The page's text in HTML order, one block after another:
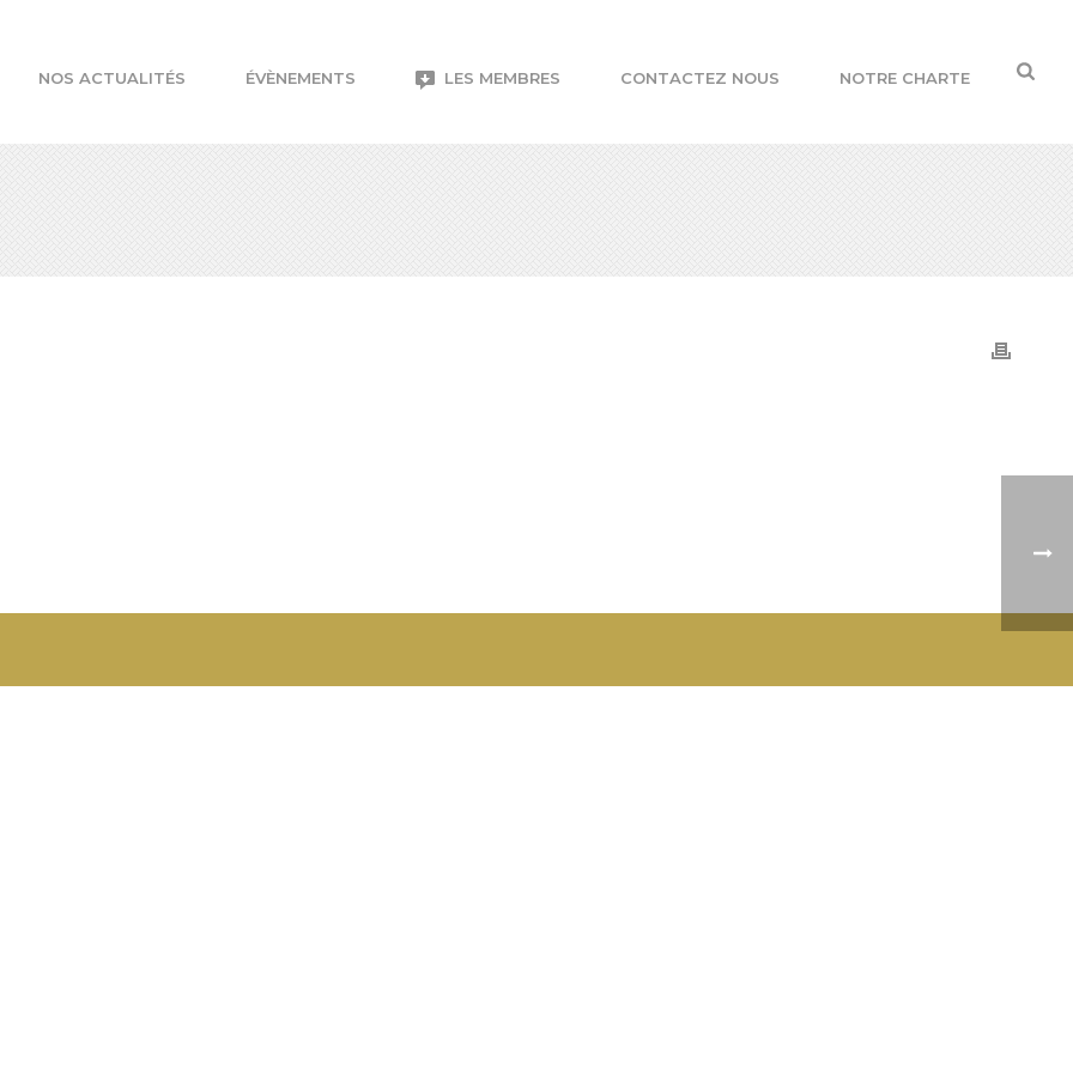
NOS ACTUALITÉS ÉVÈNEMENTS LES MEMBRES CONTACTEZ NOUS NOTRE CHARTE